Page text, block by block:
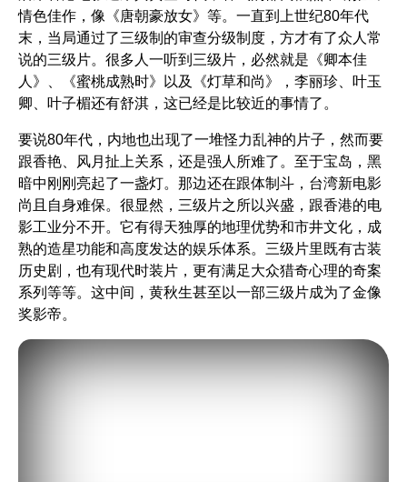
情色佳作，像 《唐朝豪放女》 等。一直到上世纪80年代
末，当局通过了三级制的审查分级制度，方才有了众人常
说的三级片。很多人一听到三级片，必然就是 《卿本佳
人》
《蜜桃成熟时》 以及 《灯草和尚》
，李丽珍、叶玉
卿、叶子楣还有舒淇，这已经是比较近的事情了。
要说80年代，内地也出现了一堆怪力乱神的片子，然而要
跟香艳、风月扯上关系，还是强人所难了。至于宝岛，黑
暗中刚刚亮起了一盏灯。那边还在跟体制斗，台湾新电影
尚且自身难保。很显然，三级片之所以兴盛，跟香港的电
影工业分不开。它有得天独厚的地理优势和市井文化，成
熟的造星功能和高度发达的娱乐体系。三级片里既有古装
历史剧，也有现代时装片，更有满足大众猎奇心理的奇案
系列等等。这中间，黄秋生甚至以一部三级片成为了金像
奖影帝。